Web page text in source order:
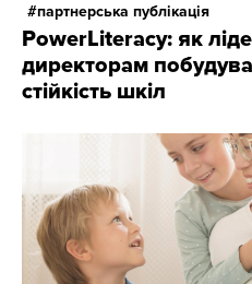
партнерська публікація
PowerLiteracy: як
директорам
стійкість шкіл